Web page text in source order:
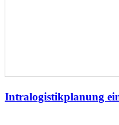
Intralogistikplanung